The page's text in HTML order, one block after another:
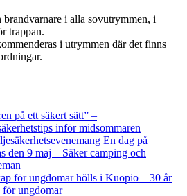
brandvarnare i alla sovutrymmen, i
trappan.
i utrymmen där det finns
på ett säkert sätt” –
inför midsommaren
En dag på
den 9 maj – Säker camping och
för ungdomar hölls i Kuopio – 30 år
för ungdomar